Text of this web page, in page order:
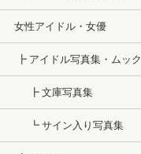
女性アイドル・女優
┣ アイドル写真集・ムック
┣ 文庫写真集
┗ サイン入り写真集